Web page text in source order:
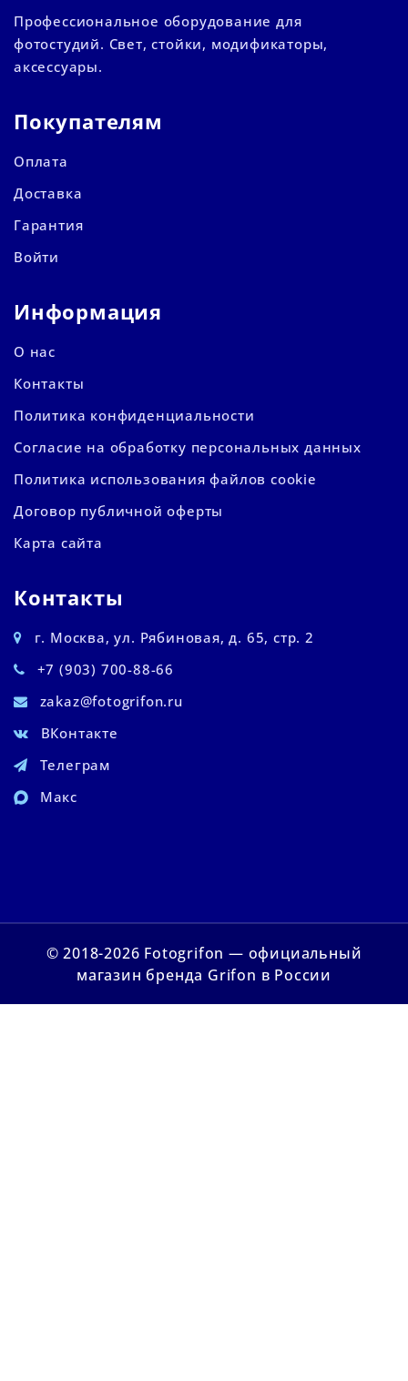
Профессиональное оборудование для
фотостудий. Свет, стойки, модификаторы,
аксессуары.
Покупателям
Оплата
Доставка
Гарантия
Войти
Информация
О нас
Контакты
Политика конфиденциальности
Согласие на обработку персональных данных
Политика использования файлов cookie
Договор публичной оферты
Карта сайта
Контакты
г. Москва, ул. Рябиновая, д. 65, стр. 2
+7 (903) 700-88-66
zakaz@fotogrifon.ru
ВКонтакте
Телеграм
Макс
© 2018-2026 Fotogrifon — официальный
магазин бренда Grifon в России